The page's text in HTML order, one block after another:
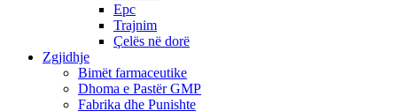
Epc
Trajnim
Çelës në dorë
Zgjidhje
Bimët farmaceutike
Dhoma e Pastër GMP
Fabrika dhe Punishte